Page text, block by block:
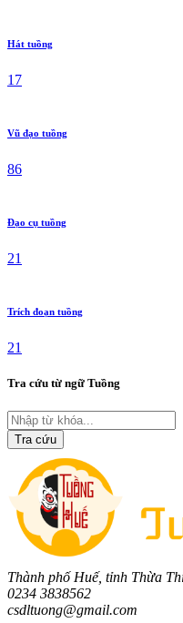
Hát tuồng
17
Vũ đạo tuồng
86
Đạo cụ tuồng
21
Trích đoạn tuồng
21
Tra cứu từ ngữ Tuồng
Tra cứu
Thành phố Huế, tỉnh Thừa
0234 3838562
csdltuong@gmail.com